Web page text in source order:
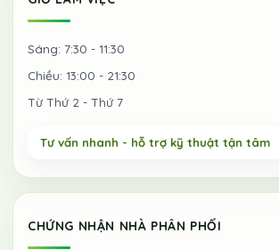
Sáng: 7:30 - 11:30
Chiều: 13:00 - 21:30
Từ Thứ 2 - Thứ 7
CHỨNG NHẬN NHÀ PHÂN PHỐI